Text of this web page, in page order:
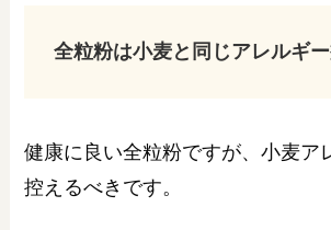
全粒粉は小麦と同じアレルギ
健康に良い全粒粉ですが、小麦ア
控えるべきです。